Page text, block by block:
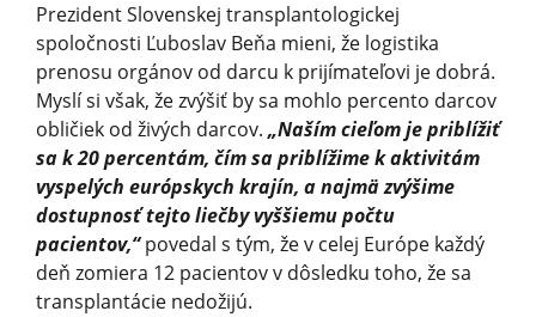
Prezident Slovenskej transplantologickej
spoločnosti Ľuboslav Beňa mieni, že logistika
prenosu orgánov od darcu k prijímateľovi je dobrá.
Myslí si však, že zvýšiť by sa mohlo percento darcov
obličiek od živých darcov. „Naším cieľom je priblížiť
sa k 20 percentám, čím sa priblížime k aktivitám
vyspelých európskych krajín, a najmä zvýšime
dostupnosť tejto liečby vyššiemu počtu
pacientov,“povedal s tým, že v celej Európe každý
deň zomiera 12 pacientov v dôsledku toho, že sa
transplantácie nedožijú.